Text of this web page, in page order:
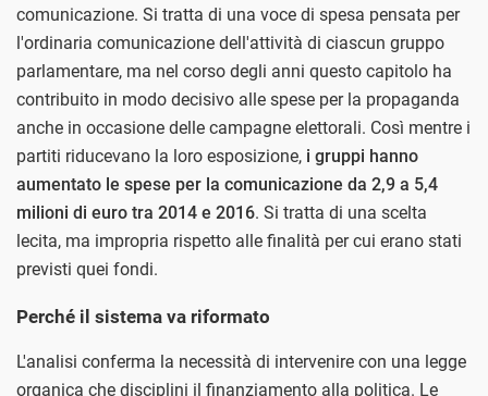
comunicazione. Si tratta di una voce di spesa pensata per
l'ordinaria comunicazione dell'attività di ciascun gruppo
parlamentare, ma nel corso degli anni questo capitolo ha
contribuito in modo decisivo alle spese per la propaganda
anche in occasione delle campagne elettorali. Così mentre i
partiti riducevano la loro esposizione, i gruppi hanno
aumentato le spese per la comunicazione da 2,9 a 5,4
milioni di euro tra 2014 e 2016. Si tratta di una scelta
lecita, ma impropria rispetto alle finalità per cui erano stati
previsti quei fondi.
Perché il sistema va riformato
L'analisi conferma la necessità di intervenire con una legge
organica che disciplini il finanziamento alla politica. Le